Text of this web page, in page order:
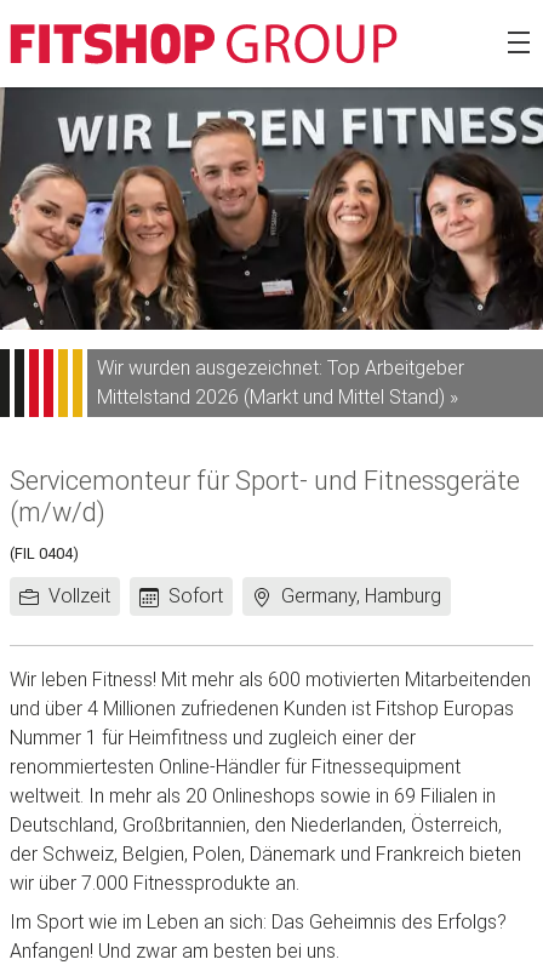
Zum
Inhalt
springen
Fitshop
Wir wurden ausgezeichnet: Top Arbeitgeber
Mittelstand 2026 (Markt und Mittel Stand) »
Servicemonteur für Sport- und Fitnessgeräte
(m/w/d)
(FIL 0404)
Arbeitszeit:
Vollzeit
Frühestes
Sofort Standort:
Germany, Hamburg
Wir leben Fitness! Mit mehr als 600 motivierten Mitarbeitenden
und über 4 Millionen zufriedenen Kunden ist Fitshop Europas
Nummer 1 für Heimfitness und zugleich einer der
renommiertesten Online-Händler für Fitnessequipment
weltweit. In mehr als 20 Onlineshops sowie in 69 Filialen in
Deutschland, Großbritannien, den Niederlanden, Österreich,
der Schweiz, Belgien, Polen, Dänemark und Frankreich bieten
wir über 7.000 Fitnessprodukte an.
Im Sport wie im Leben an sich: Das Geheimnis des Erfolgs?
Anfangen! Und zwar am besten bei uns.